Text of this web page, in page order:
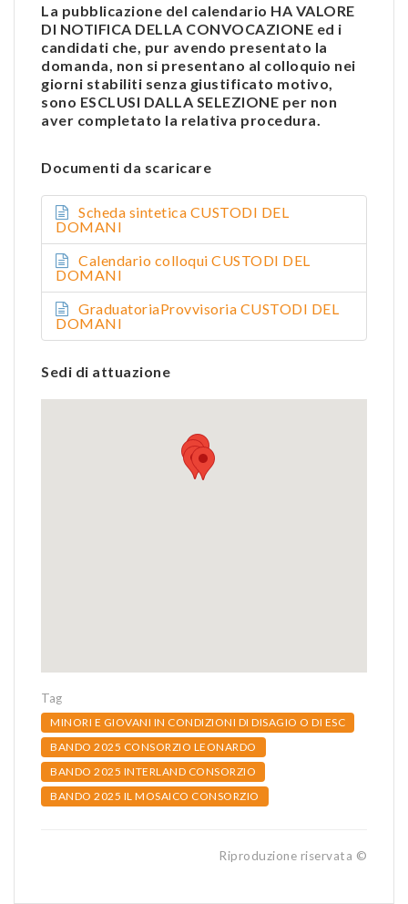
La pubblicazione del calendario HA VALORE
DI NOTIFICA DELLA CONVOCAZIONE ed i
candidati che, pur avendo presentato la
domanda, non si presentano al colloquio nei
giorni stabiliti senza giustificato motivo,
sono ESCLUSI DALLA SELEZIONE per non
aver completato la relativa procedura.
Documenti da scaricare
Scheda sintetica CUSTODI DEL
DOMANI
Calendario colloqui CUSTODI DEL
DOMANI
GraduatoriaProvvisoria CUSTODI DEL
DOMANI
Sedi di attuazione
Tag
MINORI E GIOVANI IN CONDIZIONI DI DISAGIO O DI ESC
BANDO 2025 CONSORZIO LEONARDO
BANDO 2025 INTERLAND CONSORZIO
BANDO 2025 IL MOSAICO CONSORZIO
Riproduzione riservata ©